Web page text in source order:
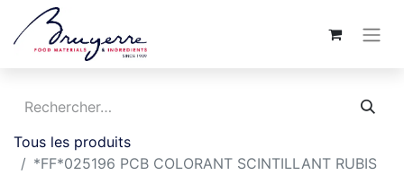
Tous les produits
*FF*025196 PCB COLORANT SCINTILLANT RUBIS